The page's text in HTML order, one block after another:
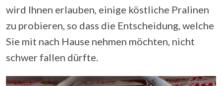
wird Ihnen erlauben, einige köstliche Pralinen
zu probieren, so dass die Entscheidung, welche
Sie mit nach Hause nehmen möchten, nicht
schwer fallen dürfte.